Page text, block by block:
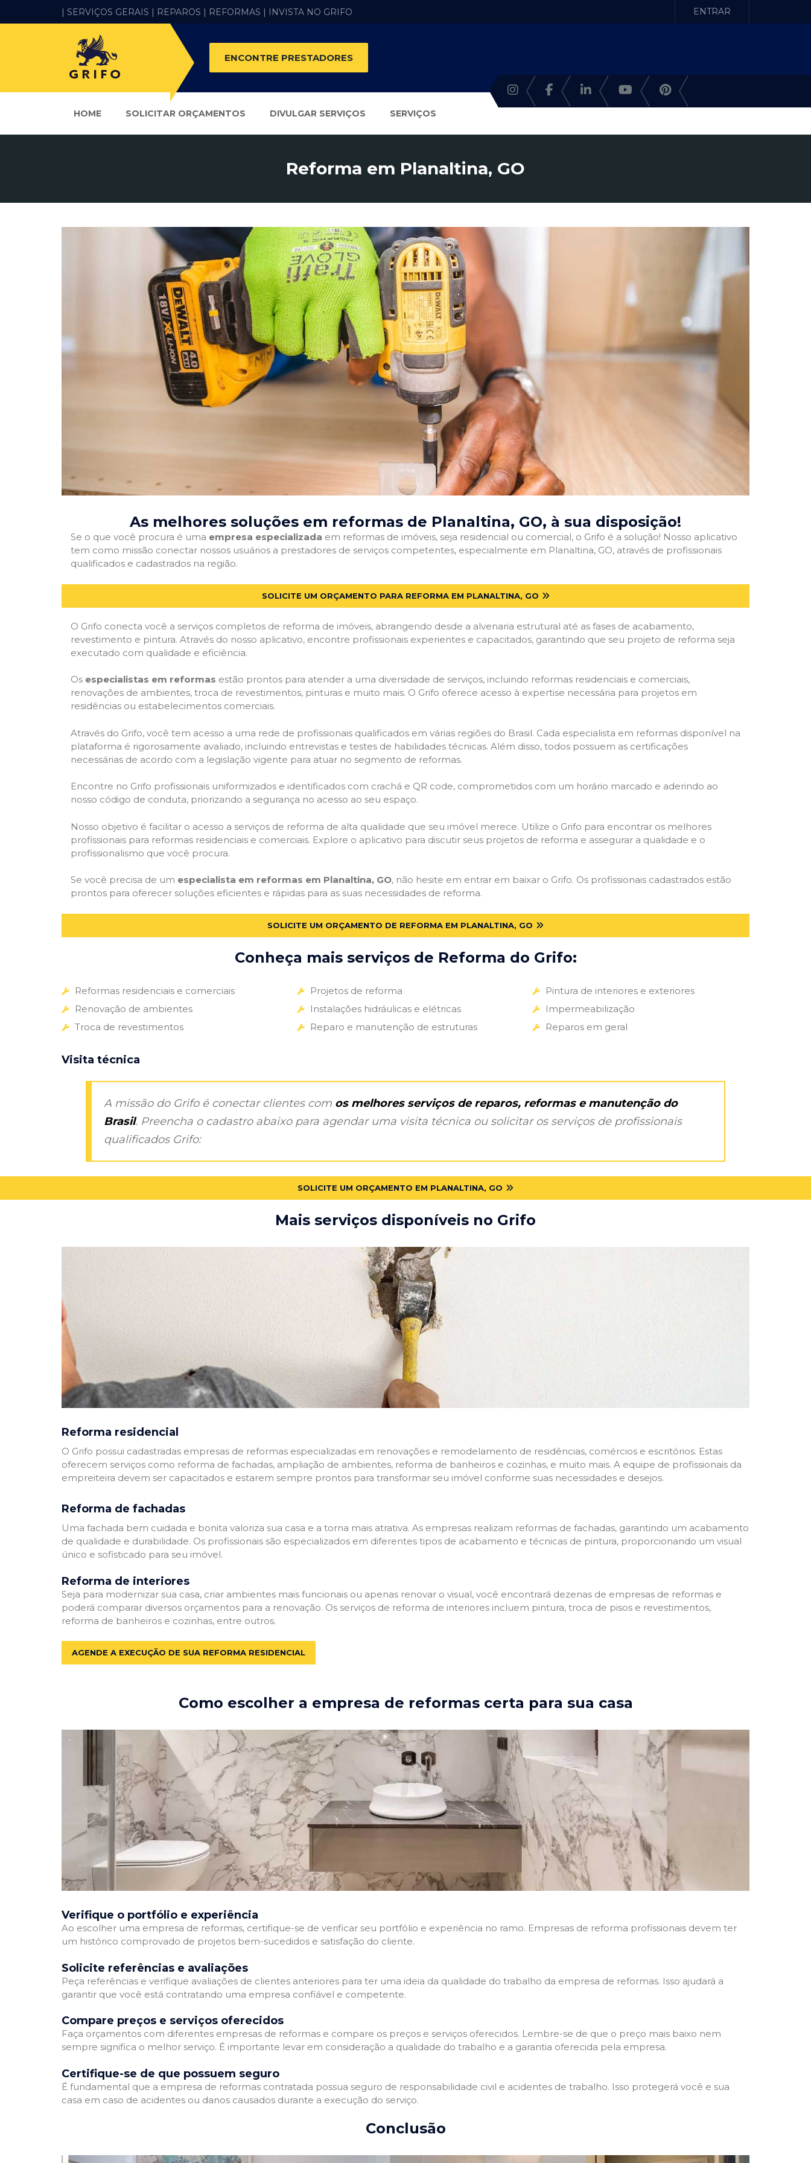
| SERVIÇOS GERAIS | REPAROS | REFORMAS | INVISTA NO GRIFO ENTRAR
ENCONTRE PRESTADORES
HOME SOLICITAR ORÇAMENTOS DIVULGAR SERVIÇOS SERVIÇOS
Reforma em Planaltina, GO
As melhores soluções em reformas de Planaltina, GO, à sua disposição!
Se o que você procura é uma empresa especializada em reformas de imóveis, seja residencial ou comercial, o Grifo é a solução! Nosso aplicativo
tem como missão conectar nossos usuários a prestadores de serviços competentes, especialmente em Planaltina, GO, através de profissionais
qualificados e cadastrados na região.
SOLICITE UM ORÇAMENTO PARA REFORMA EM PLANALTINA, GO
O Grifo conecta você a serviços completos de reforma de imóveis, abrangendo desde a alvenaria estrutural até as fases de acabamento,
revestimento e pintura. Através do nosso aplicativo, encontre profissionais experientes e capacitados, garantindo que seu projeto de reforma seja
executado com qualidade e eficiência.
Os especialistas em reformas estão prontos para atender a uma diversidade de serviços, incluindo reformas residenciais e comerciais,
renovações de ambientes, troca de revestimentos, pinturas e muito mais. O Grifo oferece acesso à expertise necessária para projetos em
residências ou estabelecimentos comerciais.
Através do Grifo, você tem acesso a uma rede de profissionais qualificados em várias regiões do Brasil. Cada especialista em reformas disponível na
plataforma é rigorosamente avaliado, incluindo entrevistas e testes de habilidades técnicas. Além disso, todos possuem as certificações
necessárias de acordo com a legislação vigente para atuar no segmento de reformas.
Encontre no Grifo profissionais uniformizados e identificados com crachá e QR code, comprometidos com um horário marcado e aderindo ao
nosso código de conduta, priorizando a segurança no acesso ao seu espaço.
Nosso objetivo é facilitar o acesso a serviços de reforma de alta qualidade que seu imóvel merece. Utilize o Grifo para encontrar os melhores
profissionais para reformas residenciais e comerciais. Explore o aplicativo para discutir seus projetos de reforma e assegurar a qualidade e o
profissionalismo que você procura.
Se você precisa de um especialista em reformas em Planaltina, GO, não hesite em entrar em baixar o Grifo. Os profissionais cadastrados estão
prontos para oferecer soluções eficientes e rápidas para as suas necessidades de reforma.
SOLICITE UM ORÇAMENTO DE REFORMA EM PLANALTINA, GO
Conheça mais serviços de Reforma do Grifo:
Reformas residenciais e comerciais
Renovação de ambientes
Troca de revestimentos
Projetos de reforma
Instalações hidráulicas e elétricas
Reparo e manutenção de estruturas
Pintura de interiores e exteriores
Impermeabilização
Reparos em geral
Visita técnica
A missão do Grifo é conectar clientes com os melhores serviços de reparos, reformas e manutenção do
Brasil. Preencha o cadastro abaixo para agendar uma visita técnica ou solicitar os serviços de profissionais
qualificados Grifo:
SOLICITE UM ORÇAMENTO EM PLANALTINA, GO
Mais serviços disponíveis no Grifo
Reforma residencial
O Grifo possui cadastradas empresas de reformas especializadas em renovações e remodelamento de residências, comércios e escritórios. Estas
oferecem serviços como reforma de fachadas, ampliação de ambientes, reforma de banheiros e cozinhas, e muito mais. A equipe de profissionais da
empreiteira devem ser capacitados e estarem sempre prontos para transformar seu imóvel conforme suas necessidades e desejos.
Reforma de fachadas
Uma fachada bem cuidada e bonita valoriza sua casa e a torna mais atrativa. As empresas realizam reformas de fachadas, garantindo um acabamento
de qualidade e durabilidade. Os profissionais são especializados em diferentes tipos de acabamento e técnicas de pintura, proporcionando um visual
único e sofisticado para seu imóvel.
Reforma de interiores
Seja para modernizar sua casa, criar ambientes mais funcionais ou apenas renovar o visual, você encontrará dezenas de empresas de reformas e
poderá comparar diversos orçamentos para a renovação. Os serviços de reforma de interiores incluem pintura, troca de pisos e revestimentos,
reforma de banheiros e cozinhas, entre outros.
AGENDE A EXECUÇÃO DE SUA REFORMA RESIDENCIAL
Como escolher a empresa de reformas certa para sua casa
Verifique o portfólio e experiência
Ao escolher uma empresa de reformas, certifique-se de verificar seu portfólio e experiência no ramo. Empresas de reforma profissionais devem ter
um histórico comprovado de projetos bem-sucedidos e satisfação do cliente.
Solicite referências e avaliações
Peça referências e verifique avaliações de clientes anteriores para ter uma ideia da qualidade do trabalho da empresa de reformas. Isso ajudará a
garantir que você está contratando uma empresa confiável e competente.
Compare preços e serviços oferecidos
Faça orçamentos com diferentes empresas de reformas e compare os preços e serviços oferecidos. Lembre-se de que o preço mais baixo nem
sempre significa o melhor serviço. É importante levar em consideração a qualidade do trabalho e a garantia oferecida pela empresa.
Certifique-se de que possuem seguro
É fundamental que a empresa de reformas contratada possua seguro de responsabilidade civil e acidentes de trabalho. Isso protegerá você e sua
casa em caso de acidentes ou danos causados durante a execução do serviço.
Conclusão